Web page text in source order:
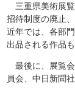
三重県美術展覧
招待制度の廃止
近年では、各部
出品される作品
最後に、展覧会
員会、中日新聞